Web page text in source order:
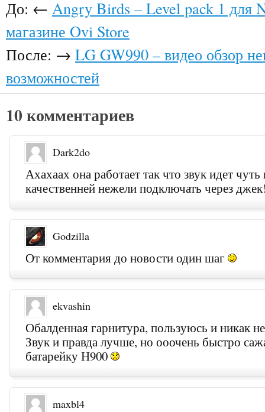
До: ← Angry Birds – Level pack 1 для
магазине Ovi Store
После: → LG GW990 – видео обзор
возможностей
10 комментариев
Dark2do
Ахахаах она работает так что звук идет
качественней нежели подключать через
Godzilla
От комментария до новости один шаг
ekvashin
Обалденная гарнитура, пользуюсь и никак
Звук и правда лучше, но ооочень быстро
батарейку Н900
maxbl4